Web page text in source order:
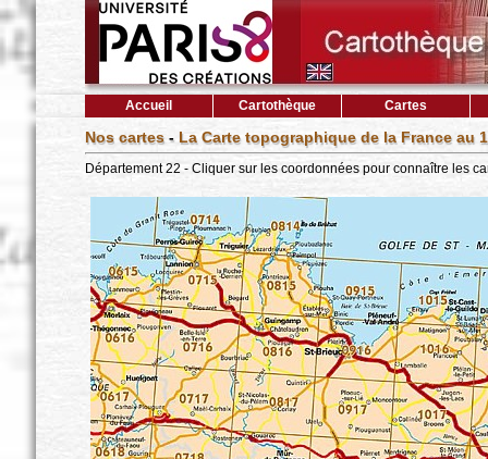
Accueil Cartothèque Cartes
Nos cartes- La Carte topographique de la France au
Département 22 - Cliquer sur les coordonnées pour connaître les